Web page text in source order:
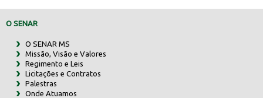
O SENAR
O SENAR MS
Missão, Visão e Valores
Regimento e Leis
Licitações e Contratos
Palestras
Onde Atuamos